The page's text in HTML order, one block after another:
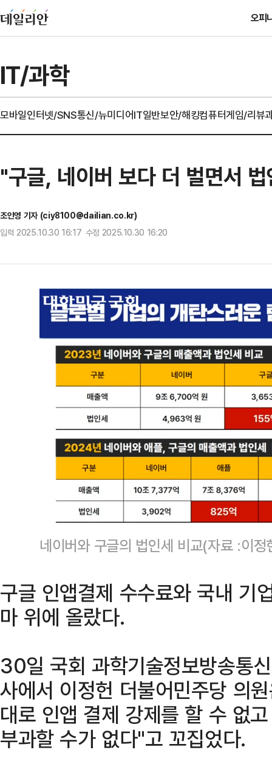
오피
IT/과학
모바일인터넷/SNS통신/뉴미디어IT일반보안/해킹컴퓨터게임/리뷰
"구글, 네이버 보다 더 벌면서
조인영 기자 (ciy8100@dailian.co.kr)
입력 2025.10.30 16:17 수정 2025.10.30 16:20
네이버와 구글의 법인세 비교(자료 :이
구글 인앱결제 수수료와 국내 기
마 위에 올랐다.
30일 국회 과학기술정보방송통
사에서 이정헌 더불어민주당 의
대로 인앱 결제 강제를 할 수 없
부과할 수가 없다"고 꼬집었다.